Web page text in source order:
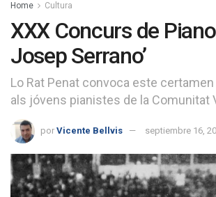
Home Cultura
XXX Concurs de
Josep Serrano’
Lo Rat Penat convoca este
als jóvens pianistes de la Comunitat
por Vicente Bellvis septiembre 16,